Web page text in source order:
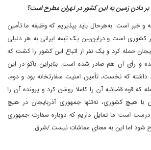
دادن زمین به این کشور در تهران مطرح است؟
و خبر است. به‌هر‌حال باید بپذیریم که وظیفه ما تأمین
کشوری است و در‌این‌بین یک تبعه ایرانی به هر دلیلی
حمله کرد و یک نفر از اتباع این کشور را کشت که
شده و رأی آن هم صادر شده است. بنابراین باکو در این
که نخست، تأمین امنیت سفارتخانه بود و دوم،
که قوه قضائیه آن را کاملا روشن کرد و پرونده آن را
هیچ کشوری، نه‌تنها جمهوری آذربایجان در هیچ
درست است ما تمایل داریم که دوباره سفارت جمهوری
شود اما این به معنای مماشات نیست./شرق